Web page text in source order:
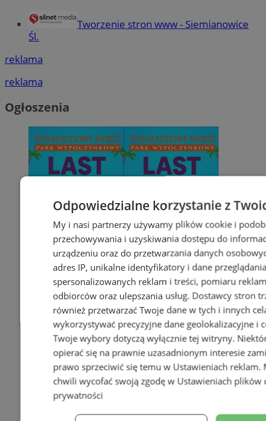
Tworzenie stron www - Siemianowice
Śl.
reklama
reklama
Ogłoszenia
Odpowiedzialne korzystanie z
My i nasi partnerzy używamy plików cookie i
przechowywania i uzyskiwania dostępu do
urządzeniu oraz do przetwarzania danych
adres IP, unikalne identyfikatory i dane
spersonalizowanych reklam i treści, pomiaru
odbiorców oraz ulepszania usług. Dostawcy stron
również przetwarzać Twoje dane w tych i innych
wykorzystywać precyzyjne dane geolokalizacyjne i
Twoje wybory dotyczą wyłącznie tej witryny.
opierać się na prawnie uzasadnionym interesie
prawo sprzeciwić się temu w Ustawieniach reklam.
chwili wycofać swoją zgodę w Ustawieniach plików
prywatności